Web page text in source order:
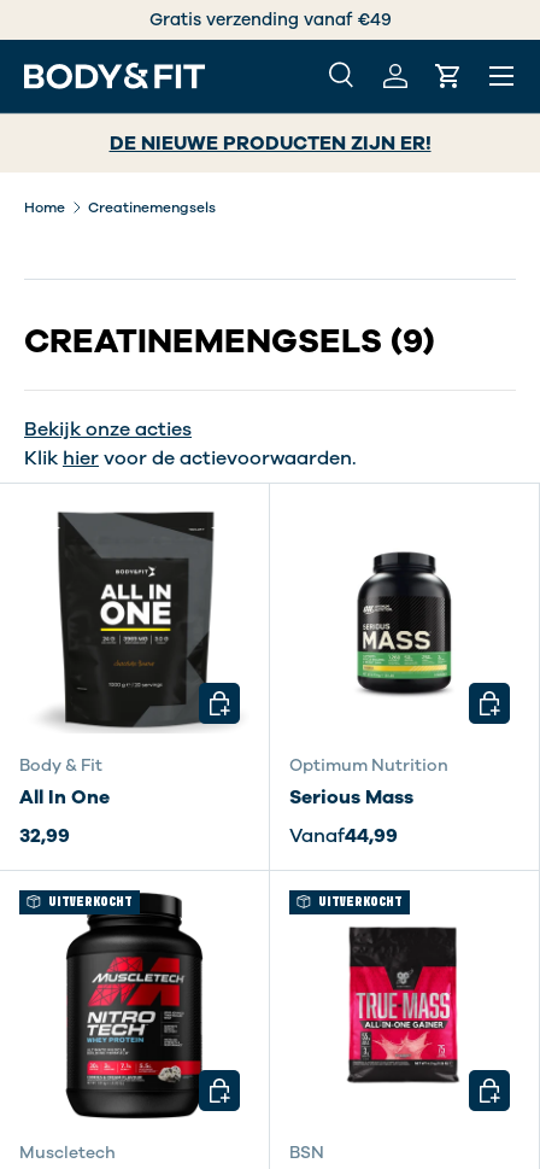
GA NAAR INHOUD
Gratis verzending vanaf €49
Zoeken
ZoekenInloggen
Menu
DE NIEUWE PRODUCTEN ZIJN ER!
Home Creatinemengsels
CREATINEMENGSELS (9)
Bekijk onze acties
Klik hiervoor de actievoorwaarden.
Body & Fit
All In One
32,99
KIES MOGELIJKHEDEN
Optimum Nutrition
Serious Mass
Vanaf44,99
KIES
UITVERKOCHT
Muscletech
KIES MOGELIJKHEDEN
UITVERKOCHT
BSN
KIES